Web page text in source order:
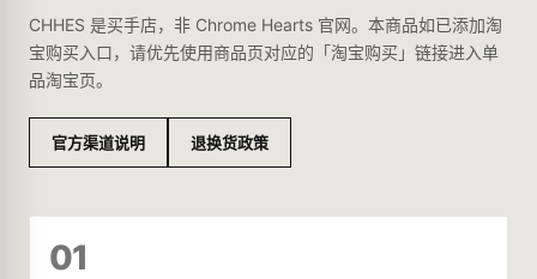
CHHES 是买手店，非 Chrome Hearts 官网。本商品如已添加淘
宝购买入口，请优先使用商品页对应的「淘宝购买」链接进入单
品淘宝页。
官方渠道说明 退换货政策
01